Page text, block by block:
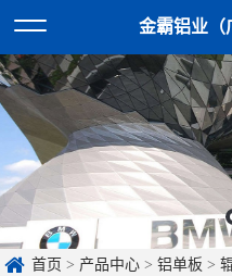
金霸铝业（
首页 > 产品中心 >铝单板 >